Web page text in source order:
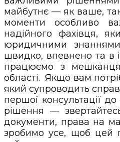
майбутнє — як ваше,
моменти особливо
надійного фахівця,
юридичними
швидко, впевнено та в
працюємо з
області. Якщо вам
який супроводить
першої консультації
рішення —
документи, права на
зробимо усе, щоб цей